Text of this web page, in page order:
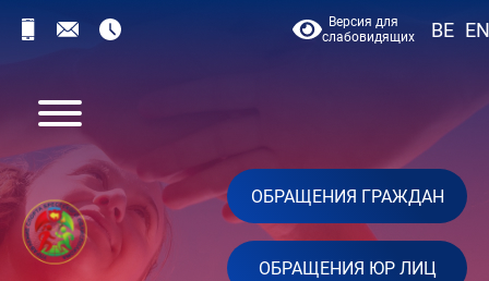
Версия для
слабовидящих
BE EN
ОБРАЩЕНИЯ ГРАЖДАН
ОБРАЩЕНИЯ ЮР ЛИЦ